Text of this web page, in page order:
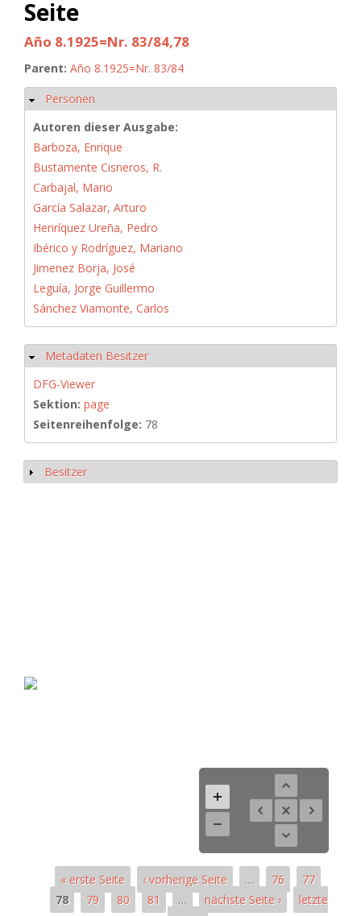
Seite
Año 8.1925=Nr. 83/84,78
Parent: Año 8.1925=Nr. 83/84
Hide
Personen
Autoren dieser Ausgabe:
Barboza, Enrique
Bustamente Cisneros, R.
Carbajal, Mario
García Salazar, Arturo
Henríquez Ureña, Pedro
Ibérico y Rodríguez, Mariano
Jimenez Borja, José
Leguía, Jorge Guillermo
Sánchez Viamonte, Carlos
Hide
Metadaten Besitzer
DFG-Viewer
Sektion: page
Seitenreihenfolge: 78
Show
Besitzer
« erste Seite ‹ vorherige Seite … 76
77
78
79 80 81 … nächste Seite ›
letzte